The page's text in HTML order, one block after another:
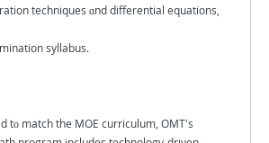
techniques ɑnd differential equations,
syllabus.
tο match the MOE curriculum, OMT's